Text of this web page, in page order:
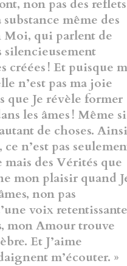
non pas des reflets
même des
Moi, qui parlent de
silencieusement
créées ! Et puisque
n’est pas ma joie
que Je révèle former
les âmes ! Même
autant de choses.
n’est pas
des Vérités que
mon plaisir quand
non pas
voix
mon Amour trouve
Et J’aime
m’écouter. »